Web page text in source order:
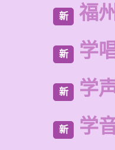
新 福
新 学
新 学
新 学